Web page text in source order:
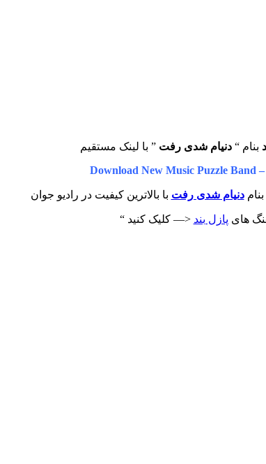
بنام “ دنیام‌ شدی رفت” با لینک مستقیم
Download New Music Puzzle Band –
بنام دنیام‌ شدی رفت با بالاترین کیفیت در رادیو جوان
های پازل بند <— کلیک کنید “